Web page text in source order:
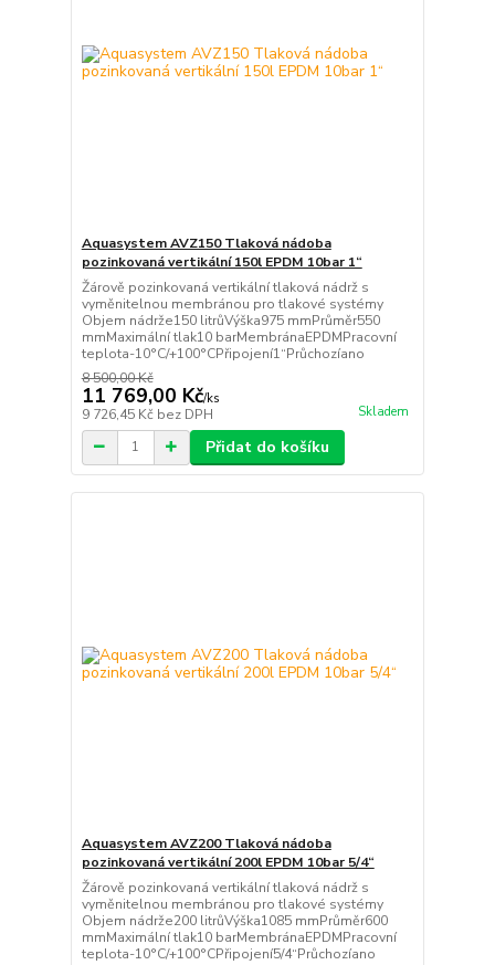
Aquasystem AVZ150 Tlaková nádoba
pozinkovaná vertikální 150l EPDM 10bar 1“
Žárově pozinkovaná vertikální tlaková nádrž s
vyměnitelnou membránou pro tlakové systémy
Objem nádrže150 litrůVýška975 mmPrůměr550
mmMaximální tlak10 barMembránaEPDMPracovní
teplota-10°C/+100°CPřipojení1“Průchozíano
8 500,00 Kč
11 769,00 Kč/ks
9 726,45 Kč bez DPH Skladem
Přidat do košíku
Aquasystem AVZ200 Tlaková nádoba
pozinkovaná vertikální 200l EPDM 10bar 5/4“
Žárově pozinkovaná vertikální tlaková nádrž s
vyměnitelnou membránou pro tlakové systémy
Objem nádrže200 litrůVýška1085 mmPrůměr600
mmMaximální tlak10 barMembránaEPDMPracovní
teplota-10°C/+100°CPřipojení5/4“Průchozíano